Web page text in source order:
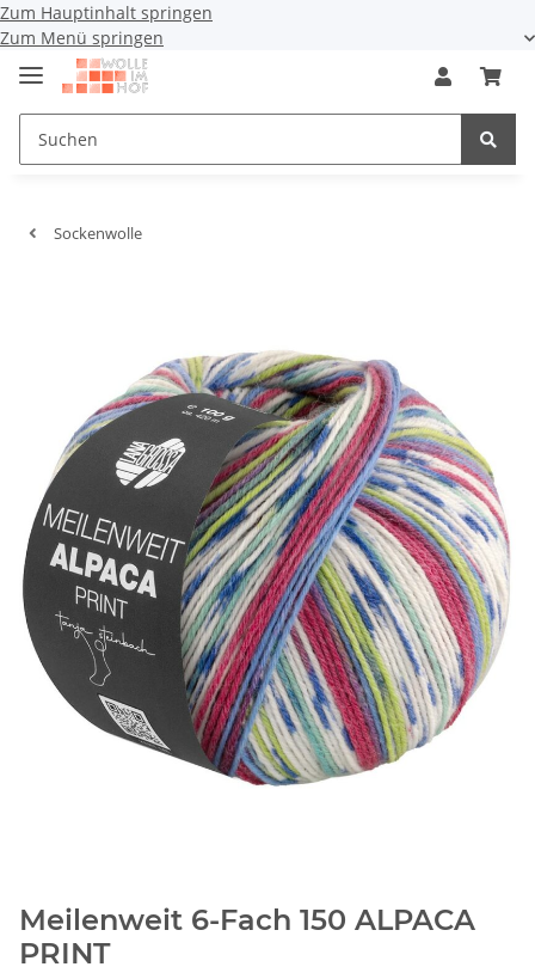
Zum Hauptinhalt springen
Zum Menü springen
Sockenwolle
Meilenweit 6-Fach 150 ALPACA
PRINT